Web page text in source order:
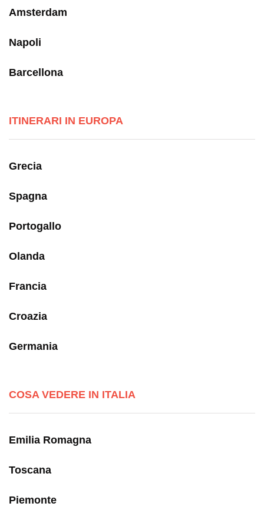
Amsterdam
Napoli
Barcellona
ITINERARI IN EUROPA
Grecia
Spagna
Portogallo
Olanda
Francia
Croazia
Germania
COSA VEDERE IN ITALIA
Emilia Romagna
Toscana
Piemonte